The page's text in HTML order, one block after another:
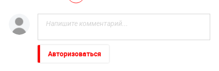
Авторизоваться